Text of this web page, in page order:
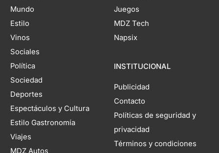
Mundo
Estilo
Vinos
Sociales
Política
Sociedad
Deportes
Espectáculos y Cultura
Estilo Gastronomía
Viajes
MDZ Autos
Juegos
MDZ Tech
Napsix
INSTITUCIONAL
Publicidad
Contacto
Políticas de seguridad y
privacidad
Términos y condiciones